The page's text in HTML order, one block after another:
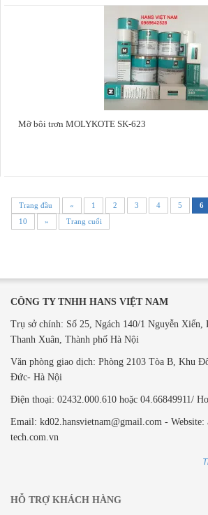
Mỡ bôi trơn MOLYKOTE SK-623
Trang đầu « 1 2 3 4 5 6
10
» Trang cuối
CÔNG TY TNHH HANS VIỆT NAM
Trụ sở chính: Số 25, Ngách 140/1 Nguyễn Xiển,
Thanh Xuân, Thành phố Hà Nội
Văn phòng giao dịch: ​Phòng 2103 Tòa B, Khu
Đức- Hà Nội
Điện thoại: 02432.000.610 hoặc 04.66849911/
Email: kd02.hansvietnam@gmail.com - Website:
tech.com.vn
HỖ TRỢ KHÁCH HÀNG